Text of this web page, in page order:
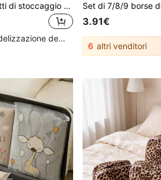
40 pezzi Sacchetti di stoccaggio con cerniera a forma di margherita carini, Essenziali da viaggio, Borsa da viaggio, Organizer di stoccaggio, Cubi di stoccaggio, Sacchetti di plastica con cerniera opaca, Sacchetti per abbigliamento, Materiale plastico trasparente, Adatti per lo stoccaggio da viaggio o per piccole imprese: Conservare cosmetici, Accessori per capelli, Ritorno a scuola
Alto livello di fidelizzazione dei clienti
3.91€
6 altri venditori